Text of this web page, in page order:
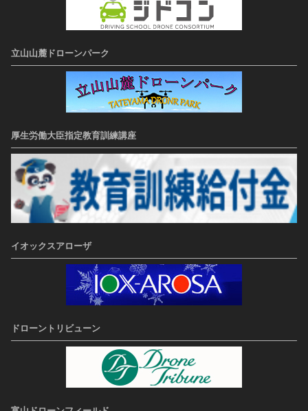
立山山麓ドローンパーク
厚生労働大臣指定教育訓練講座
イオックスアローザ
ドローントリビューン